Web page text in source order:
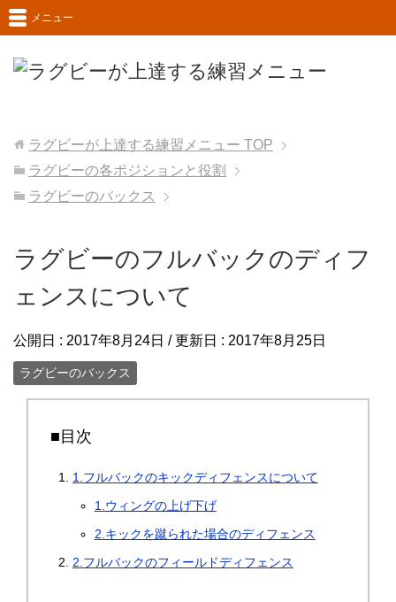
メニュー
ラグビーが上達する練習メニュー TOP
ラグビーの各ポジションと役割
ラグビーのバックス
ラグビーのフルバックのディフ
ェンスについて
公開日 : 2017年8月24日 / 更新日 : 2017年8月25日
ラグビーのバックス
■目次
1.フルバックのキックディフェンスについて
1.ウィングの上げ下げ
2.キックを蹴られた場合のディフェンス
2.フルバックのフィールドディフェンス